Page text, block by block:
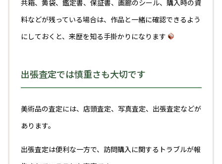
共箱、黄袋、鑑定書、保証書、画廊のシール、購入時の資
料などが残っている場合は、作品と一緒に確認できるよう
にしておくと、来歴を知る手掛かりになります
出張査定では慎重さも大切です
美術品の査定には、店頭査定、写真査定、出張査定などが
あります。
出張査定は便利な一方で、訪問購入に関するトラブルが報